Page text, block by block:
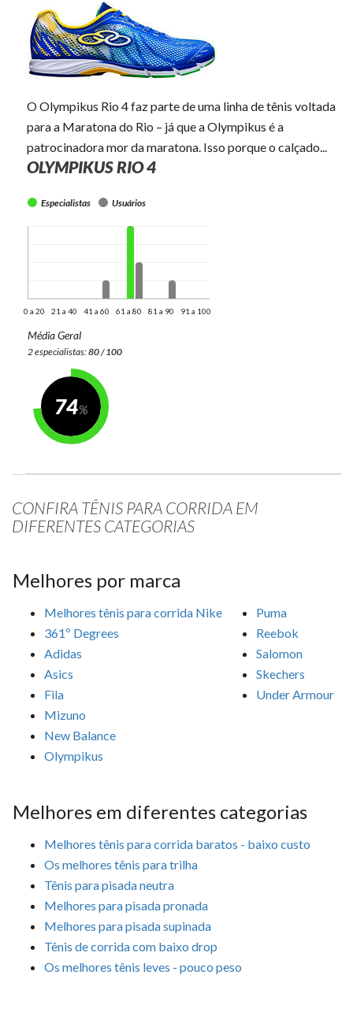
O Olympikus Rio 4 faz parte de uma linha de tênis voltada
para a Maratona do Rio – já que a Olympikus é a
patrocinadora mor da maratona. Isso porque o calçado...
OLYMPIKUS RIO 4
Especialistas Usuários
0 a 20 21 a 40 41 a 60 61 a 80 81 a 90 91 a 100
Média Geral
2 especialistas:80 / 100
74
CONFIRA TÊNIS PARA CORRIDA EM
DIFERENTES CATEGORIAS
Melhores por marca
Melhores tênis para corrida Nike
361º Degrees
Adidas
Asics
Fila
Mizuno
New Balance
Olympikus
Puma
Reebok
Salomon
Skechers
Under Armour
Melhores em diferentes categorias
Melhores tênis para corrida baratos - baixo custo
Os melhores tênis para trilha
Tênis para pisada neutra
Melhores para pisada pronada
Melhores para pisada supinada
Tênis de corrida com baixo drop
Os melhores tênis leves - pouco peso